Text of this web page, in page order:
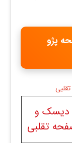
پژو
دیسک و
تقلبی